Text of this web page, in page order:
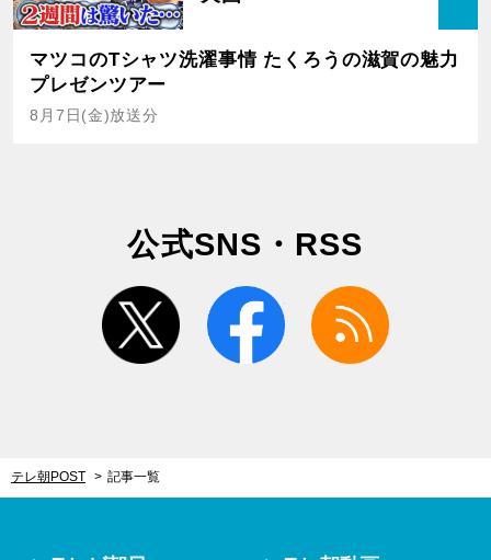
マツコのTシャツ洗濯事情 たくろうの滋賀の魅力
プレゼンツアー
8月7日(金)放送分
公式SNS・RSS
twitter facebook
テレ朝POST 記事一覧